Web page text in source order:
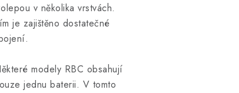
v několika vrstvách.
je zajištěno dostatečné
modely RBC obsahují
jednu baterii. V tomto